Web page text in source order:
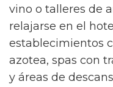
vino o talleres de
relajarse en el
establecimientos
azotea, spas con
y áreas de